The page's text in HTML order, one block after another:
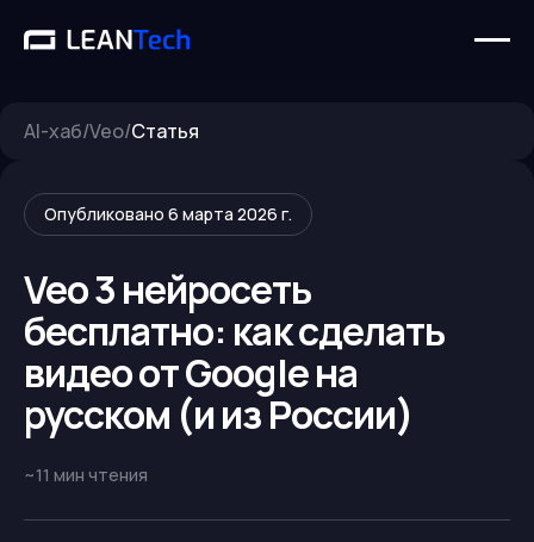
AI-хаб/Veo/Статья
Опубликовано 6 марта 2026 г.
Veo 3 нейросеть
бесплатно: как сделать
видео от Google на
русском (и из России)
~11 мин чтения